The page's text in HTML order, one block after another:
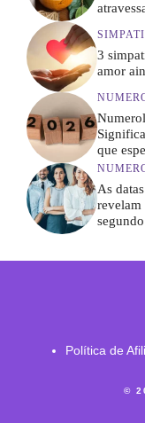
3
amor
que
As
revelam
Política de
©